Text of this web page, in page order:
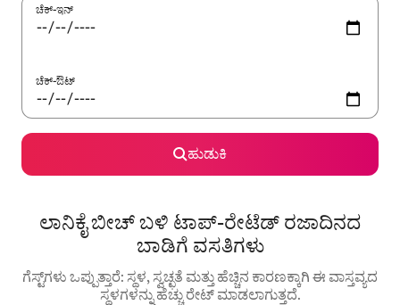
ಚೆಕ್-ಇನ್
ಚೆಕ್-ಔಟ್
ಹುಡುಕಿ
ಲಾನಿಕೈ ಬೀಚ್ ಬಳಿ ಟಾಪ್-ರೇಟೆಡ್ ರಜಾದಿನದ
ಬಾಡಿಗೆ ವಸತಿಗಳು
ಗೆಸ್ಟ್‌ಗಳು ಒಪ್ಪುತ್ತಾರೆ: ಸ್ಥಳ, ಸ್ವಚ್ಛತೆ ಮತ್ತು ಹೆಚ್ಚಿನ ಕಾರಣಕ್ಕಾಗಿ ಈ ವಾಸ್ತವ್ಯದ
ಸ್ಥಳಗಳನ್ನು ಹೆಚ್ಚು ರೇಟ್ ಮಾಡಲಾಗುತ್ತದೆ.